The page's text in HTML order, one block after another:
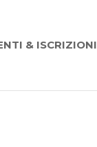
& ISCRIZIONI